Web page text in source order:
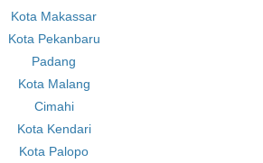
Kota Makassar
Kota Pekanbaru
Padang
Kota Malang
Cimahi
Kota Kendari
Kota Palopo